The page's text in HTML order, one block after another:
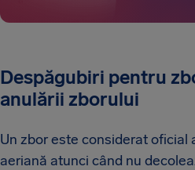
Despăgubiri pentru
anulării zborului
Un zbor este considerat oficial
aeriană atunci când nu